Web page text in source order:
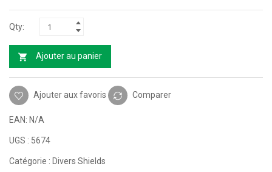
Ajouter au panier
Ajouter aux favoris Comparer
EAN: N/A
UGS : 5674
Catégorie : Divers Shields